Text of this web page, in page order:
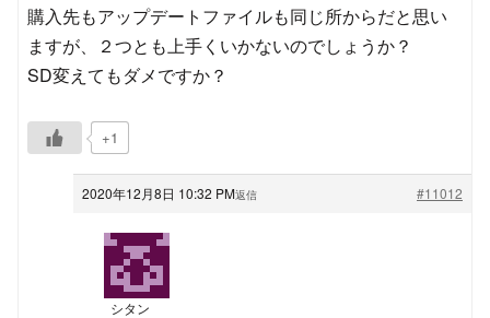
購入先もアップデートファイルも同じ所からだと思い
ますが、２つとも上手くいかないのでしょうか？
SD変えてもダメですか？
+1
2020年12月8日 10:32 PM #11012
返信
シタン